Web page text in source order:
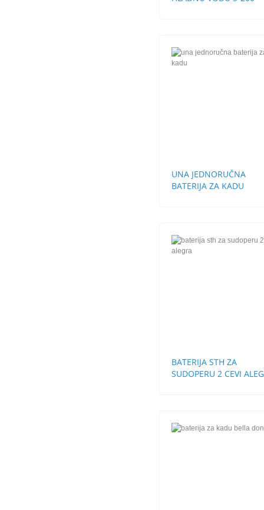
UNA JEDNORUČNA
BATERIJA ZA KADU
BATERIJA STH ZA
SUDOPERU 2 CEVI